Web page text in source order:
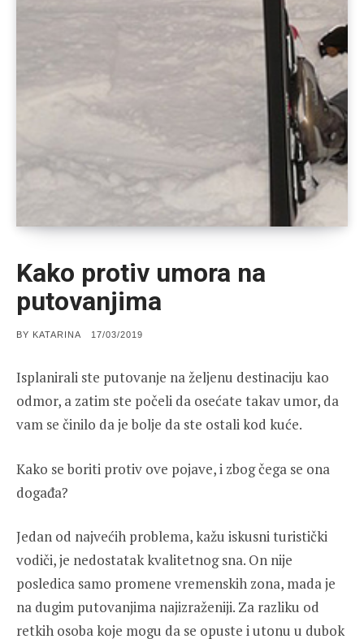
Kako protiv umora na
putovanjima
BY KATARINA
POSTED
17/03/2019
Isplanirali ste putovanje na željenu destinaciju kao
odmor, a zatim ste počeli da osećate takav umor, da
vam se činilo da je bolje da ste ostali kod kuće.
Kako se boriti protiv ove pojave, i zbog čega se ona
događa?
Jedan od najvećih problema, kažu iskusni turistički
vodiči, je nedostatak kvalitetnog sna. On nije
posledica samo promene vremenskih zona, mada je
na dugim putovanjima najizraženiji. Za razliku od
retkih osoba koje mogu da se opuste i utonu u dubok